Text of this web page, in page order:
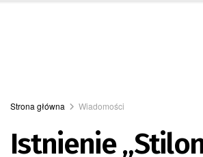
Strona główna Wiadomości
Istnienie